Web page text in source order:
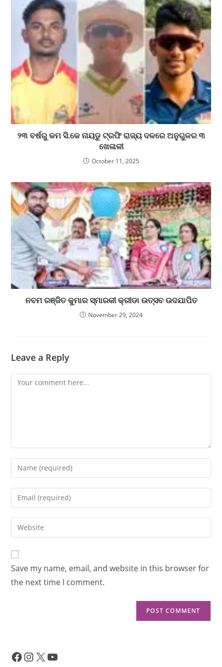
୨୩ ବର୍ଷରୁ କମ ସି.କେ ନାୟଡୁ ଟ୍ରଫି ରାଜ୍ୟ ଦଳରେ ଅନୁଗୁଳର ୩
ଖେଳାଳୀ
October 11, 2025
ନବମ ରଞ୍ଜିତ କୁମାର ସ୍ମାରକୀ କ୍ରୀଡା ଉତ୍ସବ ଉଦଯାପିତ
November 29, 2024
Leave a Reply
Save my name, email, and website in this browser for
the next time I comment.